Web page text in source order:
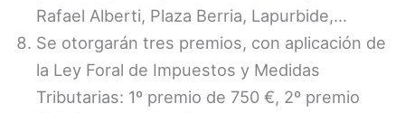
Rafael Alberti, Plaza Berria, Lapurbide,…
Se otorgarán tres premios, con aplicación de
la Ley Foral de Impuestos y Medidas
Tributarias: 1º premio de 750 €, 2º premio